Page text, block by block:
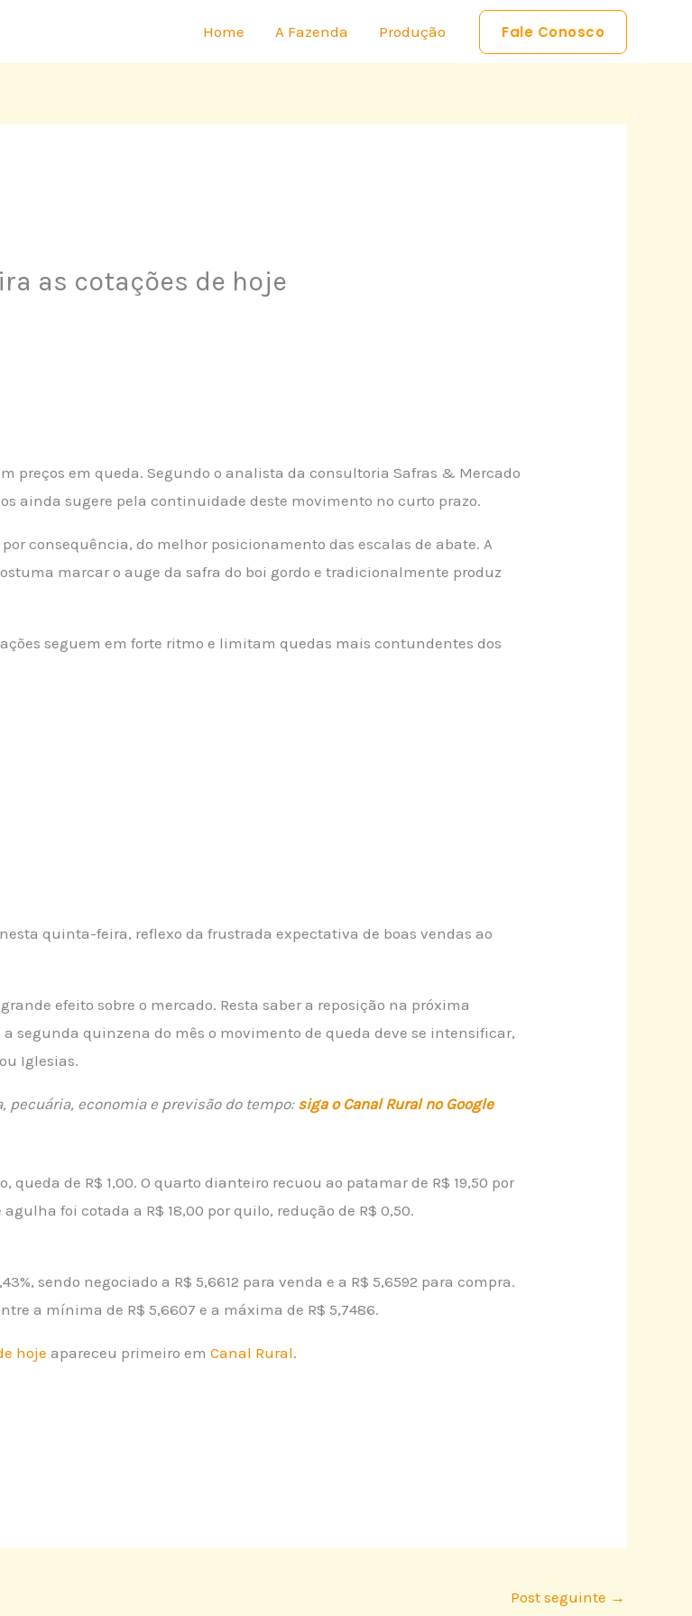
Home A Fazenda Produção Fale Conosco
as cotações de hoje
preços em queda. Segundo o analista da consultoria Safras & Mercado
ainda sugere pela continuidade deste movimento no curto prazo.
consequência, do melhor posicionamento das escalas de abate. A
marcar o auge da safra do boi gordo e tradicionalmente produz
seguem em forte ritmo e limitam quedas mais contundentes dos
quinta-feira, reflexo da frustrada expectativa de boas vendas ao
efeito sobre o mercado. Resta saber a reposição na próxima
segunda quinzena do mês o movimento de queda deve se intensificar,
Iglesias.
pecuária, economia e previsão do tempo:siga o Canal Rural no Google
queda de R$ 1,00. O quarto dianteiro recuou ao patamar de R$ 19,50 por
foi cotada a R$ 18,00 por quilo, redução de R$ 0,50.
sendo negociado a R$ 5,6612 para venda e a R$ 5,6592 para compra.
a mínima de R$ 5,6607 e a máxima de R$ 5,7486.
hoje apareceu primeiro emCanal Rural.
Post seguinte →